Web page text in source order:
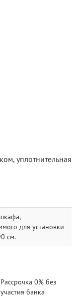
уплотнительная
для установки
см.
Рассрочка 0% без
участия банка